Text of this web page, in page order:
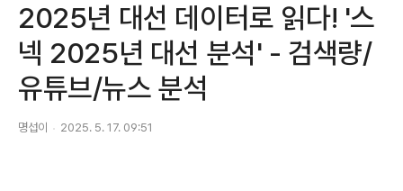
2025년 대선 데이터로 읽다! '스
넥 2025년 대선 분석' - 검색량/
유튜브/뉴스 분석
명섭이 2025. 5. 17. 09:51